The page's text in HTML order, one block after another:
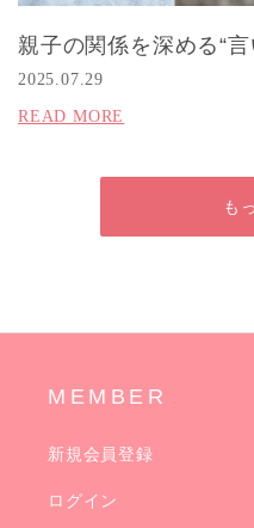
親子の関係を深める“
2025.07.29
READ MORE
も
MEMBER
新規会員登録
ログイン